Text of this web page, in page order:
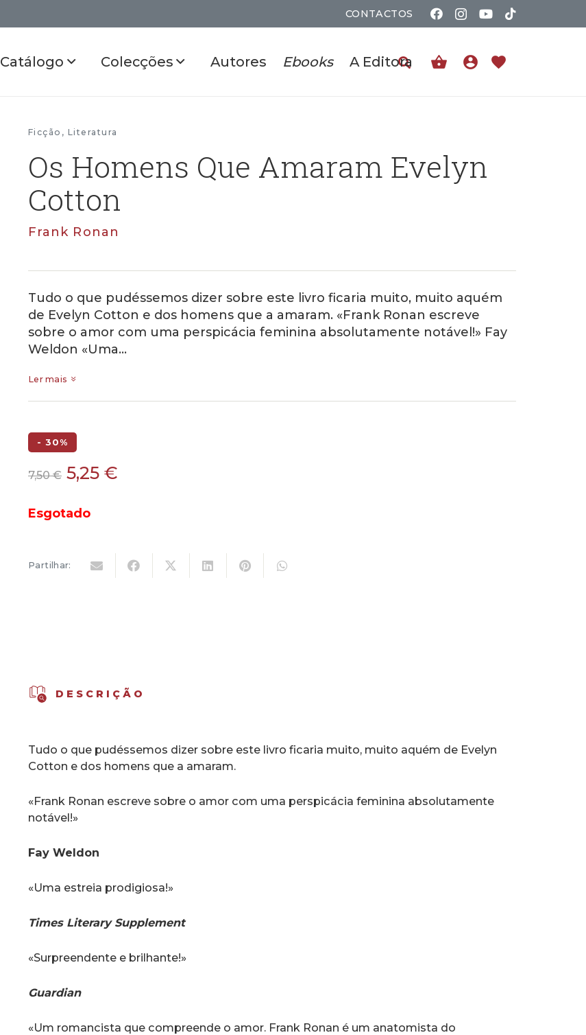
CONTACTOS
Catálogo Colecções Autores Ebooks A Editora shopping_basket account_circle favorite
Ficção , Literatura
Os Homens Que Amaram Evelyn
Cotton
Frank Ronan
Tudo o que pudéssemos dizer sobre este livro ficaria muito, muito aquém
de Evelyn Cotton e dos homens que a amaram. «Frank Ronan escreve
sobre o amor com uma perspicácia feminina absolutamente notável!» Fay
Weldon «Uma…
Ler mais
- 30%
7,50€ O
original
era:
5,25 €
Esgotado
Partilhar:
DESCRIÇÃO
Tudo o que pudéssemos dizer sobre este livro ficaria muito, muito aquém de Evelyn
Cotton e dos homens que a amaram.
«Frank Ronan escreve sobre o amor com uma perspicácia feminina absolutamente
notável!»
Fay Weldon
«Uma estreia prodigiosa!»
Times Literary Supplement
«Surpreendente e brilhante!»
Guardian
«Um romancista que compreende o amor. Frank Ronan é um anatomista do